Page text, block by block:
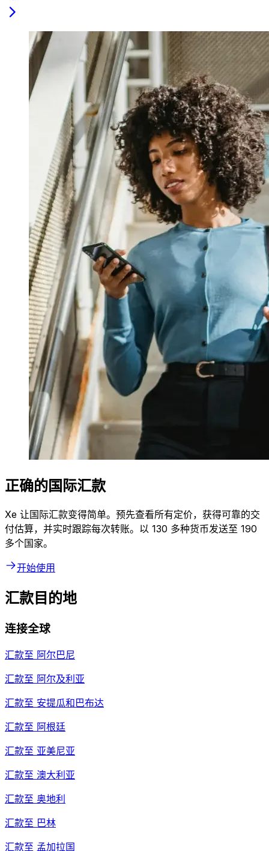
正确的国际汇款
Xe 让国际汇款变得简单。预先查看所有定价，获得可靠的交
付估算，并实时跟踪每次转账。以 130 多种货币发送至 190
多个国家。
开始使用
汇款目的地
连接全球
汇款至 阿尔巴尼
汇款至 阿尔及利亚
汇款至 安提瓜和巴布达
汇款至 阿根廷
汇款至 亚美尼亚
汇款至 澳大利亚
汇款至 奥地利
汇款至 巴林
汇款至 孟加拉国